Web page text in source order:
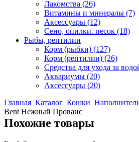
Лакомства (26)
Витамины и минералы (7)
Аксессуары (12)
Сено, опилки. песок (18)
Рыбы, рептилии
Корм (рыбки) (127)
Корм (рептилии) (26)
Средства для ухода за
Аквариумы (20)
Аксессуары (20)
Главная Каталог Кошки
Bent Нежный Прованс
Похожие товары